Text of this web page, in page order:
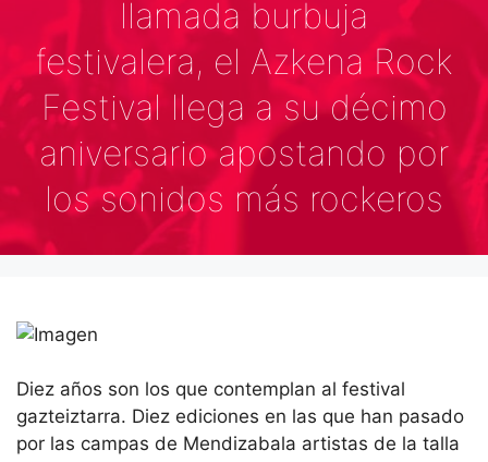
llamada burbuja
festivalera, el Azkena Rock
Festival llega a su décimo
aniversario apostando por
los sonidos más rockeros
Diez años son los que contemplan al festival
gazteiztarra. Diez ediciones en las que han pasado
por las campas de Mendizabala artistas de la talla